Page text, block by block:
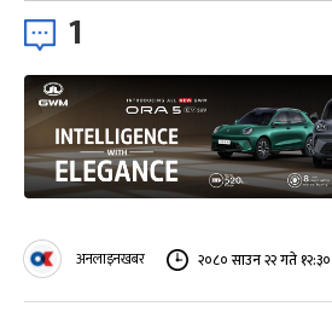
1
अनलाइनखबर २०८० साउन २२ गते १२:३०